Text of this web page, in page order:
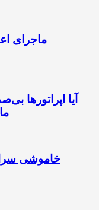
آیا اپراتورها
خاموشی